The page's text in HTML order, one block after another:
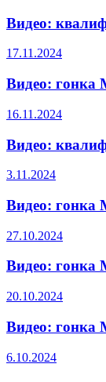
Видео:
17.11.2024
Видео: гонка
16.11.2024
Видео:
3.11.2024
Видео: гонка
27.10.2024
Видео: гонка
20.10.2024
Видео: гонка
6.10.2024